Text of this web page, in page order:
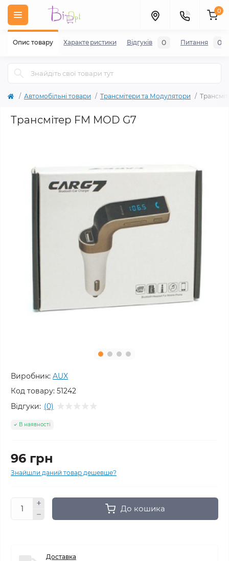
0
Автомобільні товари Трансмітери та Модулятори
Трансмітер FM MOD G7
Виробник: AUX
Код товару: 51242
Відгуки: (0)
В наявності
96 грн
Знайшли даний товар дешевше?
До кошика
Доставка
Опис товару Характеристики Відгуків 0 Питання 0